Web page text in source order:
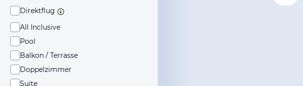
Direktflug
All Inclusive
Pool
Balkon / Terrasse
Doppelzimmer
Suite